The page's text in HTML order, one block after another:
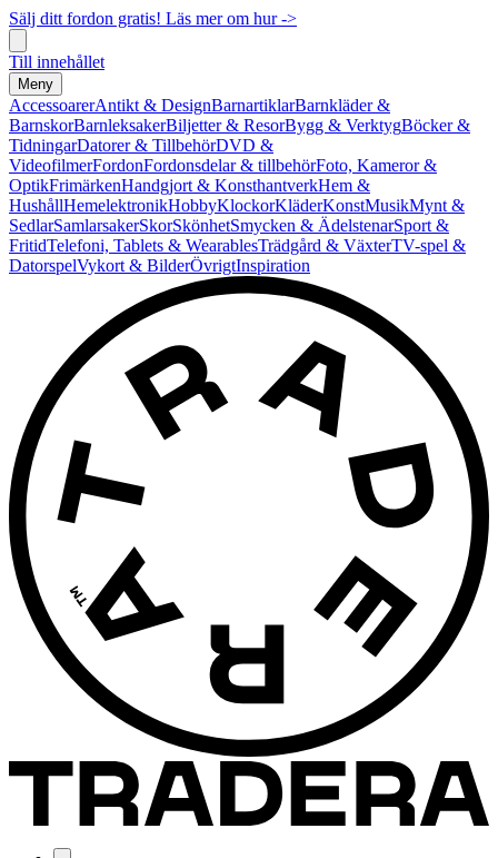
Sälj ditt fordon gratis! Läs mer om hur ->
Till innehållet
Meny
AccessoarerAntikt & DesignBarnartiklarBarnkläder &
BarnskorBarnleksakerBiljetter & ResorBygg & VerktygBöcker &
TidningarDatorer & TillbehörDVD &
VideofilmerFordonFordonsdelar & tillbehörFoto, Kameror &
OptikFrimärkenHandgjort & KonsthantverkHem &
HushållHemelektronikHobbyKlockorKläderKonstMusikMynt &
SedlarSamlarsakerSkorSkönhetSmycken & ÄdelstenarSport &
FritidTelefoni, Tablets & WearablesTrädgård & VäxterTV-spel &
DatorspelVykort & BilderÖvrigtInspiration